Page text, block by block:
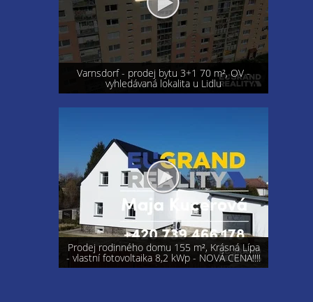
Varnsdorf - prodej bytu 3+1 70 m², OV -
vyhledávaná lokalita u Lidlu
Prodej rodinného domu 155 m², Krásná Lípa
- vlastní fotovoltaika 8,2 kWp - NOVÁ CENA!!!!